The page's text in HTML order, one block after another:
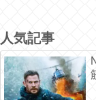
人気記事